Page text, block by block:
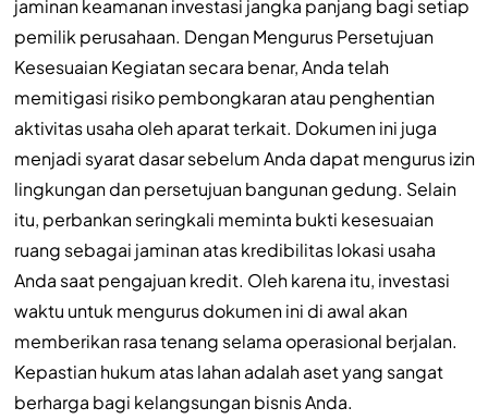
jaminan keamanan investasi jangka panjang bagi setiap
pemilik perusahaan. Dengan Mengurus Persetujuan
Kesesuaian Kegiatan secara benar, Anda telah
memitigasi risiko pembongkaran atau penghentian
aktivitas usaha oleh aparat terkait. Dokumen ini juga
menjadi syarat dasar sebelum Anda dapat mengurus izin
lingkungan dan persetujuan bangunan gedung. Selain
itu, perbankan seringkali meminta bukti kesesuaian
ruang sebagai jaminan atas kredibilitas lokasi usaha
Anda saat pengajuan kredit. Oleh karena itu, investasi
waktu untuk mengurus dokumen ini di awal akan
memberikan rasa tenang selama operasional berjalan.
Kepastian hukum atas lahan adalah aset yang sangat
berharga bagi kelangsungan bisnis Anda.